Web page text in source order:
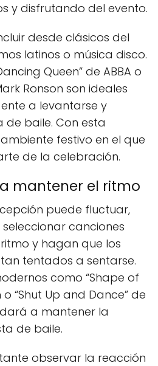
y disfrutando del evento.
desde clásicos del
latinos o música disco.
Queen” de ABBA o
Ronson son ideales
a levantarse y
baile. Con esta
festivo en el que
de la celebración.
mantener el ritmo
puede fluctuar,
canciones
y hagan que los
tentados a sentarse.
como “Shape of
o “Shut Up and Dance” de
a mantener la
de baile.
observar la reacción